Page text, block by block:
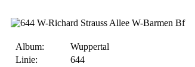
Album:
Wuppertal
Linie:
644